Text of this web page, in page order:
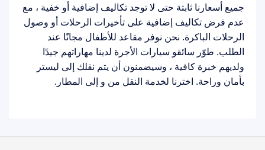
جميع أسعارنا ثابتة حتى لا توجد تكاليف إضافية أو خفية ، مع
عدم فرض تكاليف إضافية على تأخيرات الرحلات أو وصول
الرحلات الباكرة. نحن نوفر مقاعد للأطفال مجانًا عند
الطلب. طوّر سائقو سيارات الأجرة لدينا مهاراتهم جيدًا
ولديهم خبرة كافية ، وسيضمنون أن يتم نقلك إلى ليستر
بأمان وراحة. اخترنا لخدمة النقل من و إلى المطار.